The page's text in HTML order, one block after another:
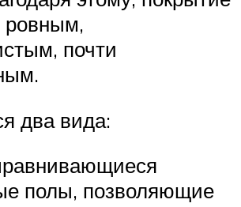
ровным,
почти
два вида:
полы, позволяющие